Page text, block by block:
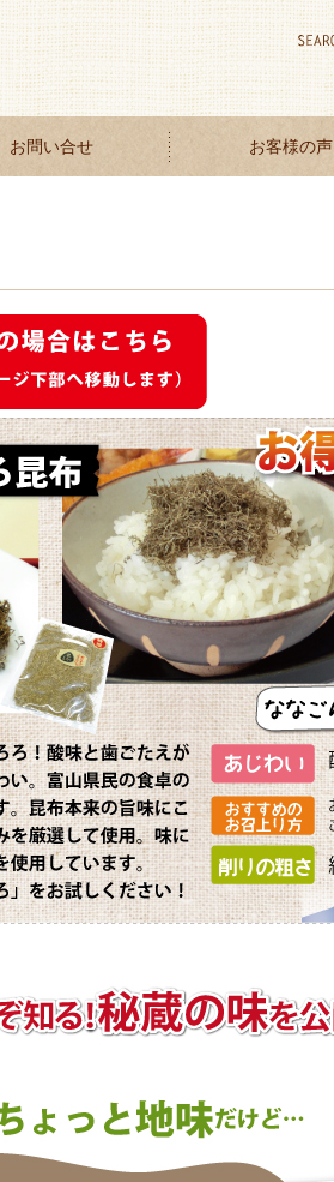
お問い合せ お客様の声